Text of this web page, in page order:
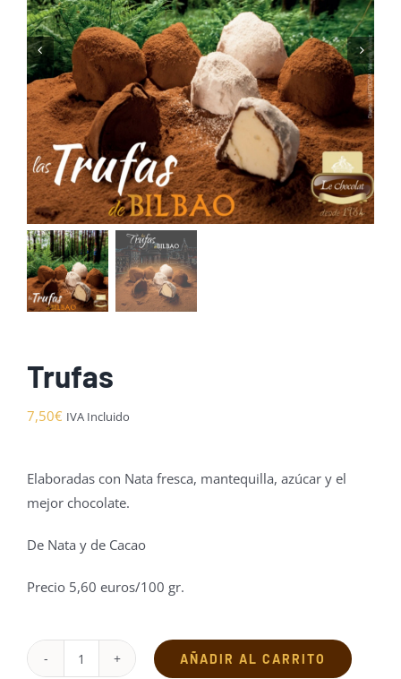
Trufas
7,50€ IVA Incluido
Elaboradas con Nata fresca, mantequilla, azúcar y el
mejor chocolate.
De Nata y de Cacao
Precio 5,60 euros/100 gr.
Trufas
AÑADIR AL CARRITO